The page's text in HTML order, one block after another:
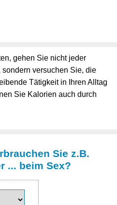
gehen Sie nicht jeder
versuchen Sie, die
Tätigkeit in Ihren Alltag
Sie Kalorien auch durch
Sie z.B.
... beim Sex?